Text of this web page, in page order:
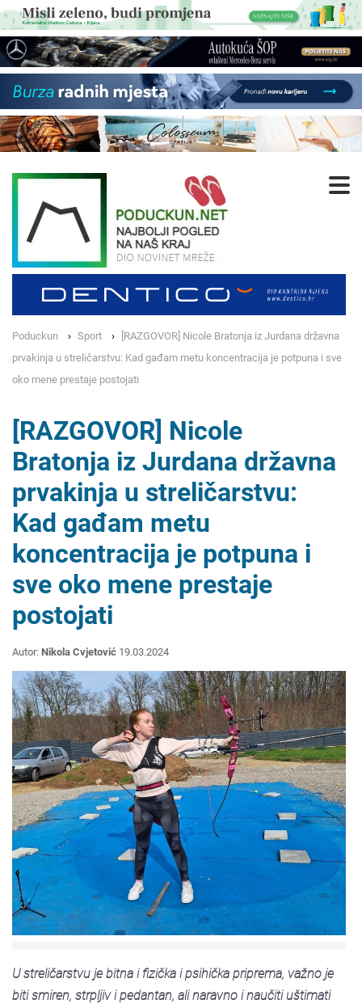
Poduckun Sport
[RAZGOVOR] Nicole Bratonja iz Jurdana državna
prvakinja u streličarstvu: Kad gađam metu koncentracija je potpuna i sve
oko mene prestaje postojati
[RAZGOVOR] Nicole
Bratonja iz Jurdana državna
prvakinja u streličarstvu:
Kad gađam metu
koncentracija je potpuna i
sve oko mene prestaje
postojati
Autor: Nikola Cvjetović 19.03.2024
U streličarstvu je bitna i fizička i psihička priprema, važno je
biti smiren, strpljiv i pedantan, ali naravno i naučiti uštimati